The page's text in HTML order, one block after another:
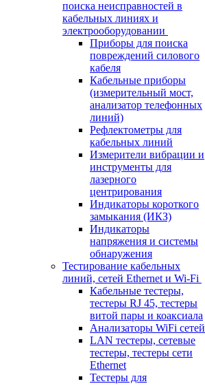
поиска неисправностей в
кабельных линиях и
электрооборудовании
Приборы для поиска
повреждений силового
кабеля
Кабельные приборы
(измерительный мост,
анализатор телефонных
линий)
Рефлектометры для
кабельных линий
Измерители вибрации и
инструменты для
лазерного
центрирования
Индикаторы короткого
замыкания (ИКЗ)
Индикаторы
напряжения и системы
обнаружения
Тестирование кабельных
линий, сетей Ethernet и Wi-Fi
Кабельные тестеры,
тестеры RJ 45, тестеры
витой пары и коаксиала
Анализаторы WiFi сетей
LAN тестеры, сетевые
тестеры, тестеры сети
Ethernet
Тестеры для